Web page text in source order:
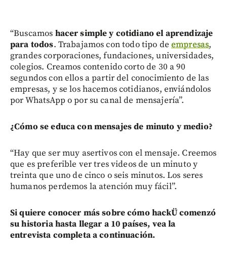
“Buscamos hacer simple y cotidiano el aprendizaje
para todos. Trabajamos con todo tipo deempresas,
grandes corporaciones, fundaciones, universidades,
colegios. Creamos contenido corto de 30 a 90
segundos con ellos a partir del conocimiento de las
empresas, y se los hacemos cotidianos, enviándolos
por WhatsApp o por su canal de mensajería”.
¿Cómo se educa con mensajes de minuto y medio?
“Hay que ser muy asertivos con el mensaje. Creemos
que es preferible ver tres videos de un minuto y
treinta que uno de cinco o seis minutos. Los seres
humanos perdemos la atención muy fácil”.
Si quiere conocer más sobre cómo hackÜ comenzó
su historia hasta llegar a 10 países, vea la
entrevista completa a continuación.